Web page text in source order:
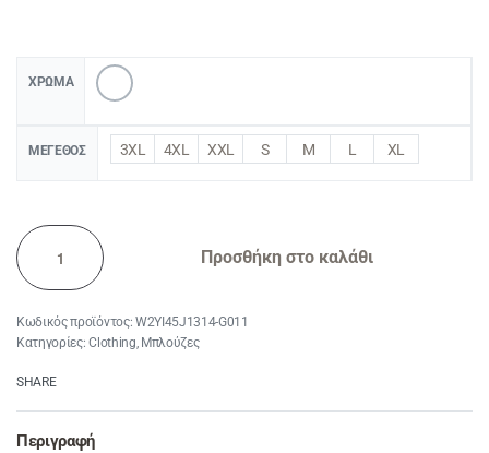
ΧΡΏΜΑ
ΜΈΓΕΘΟΣ 3XL 4XL XXL S M L XL
Προσθήκη στο καλάθι
W2YI45J1314-G011
Κατηγορίες:Clothing, Μπλούζες
SHARE
Περιγραφή